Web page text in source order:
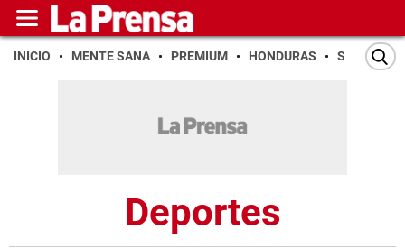
INICIO MENTE SANA PREMIUM HONDURAS SAN PEDRO
Deportes